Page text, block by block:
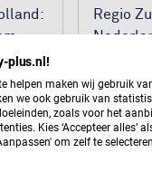
Regio
Meer
plus.nl!
helpen maken wij gebruik
we ook gebruik van
zoals voor het
Kies ‘Accepteer alles’
om zelf te